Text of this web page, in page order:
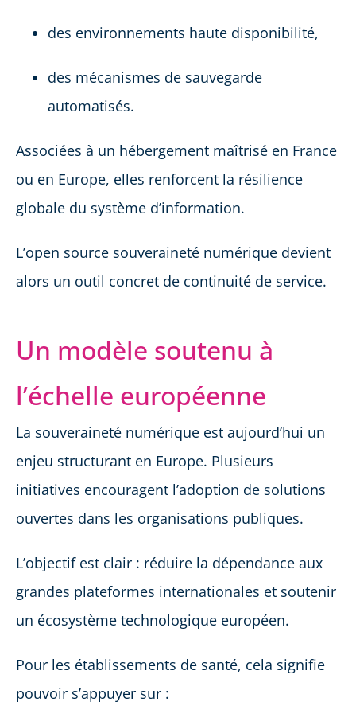
des environnements haute disponibilité,
des mécanismes de sauvegarde
automatisés.
Associées à un hébergement maîtrisé en France
ou en Europe, elles renforcent la résilience
globale du système d’information.
L’open source souveraineté numérique devient
alors un outil concret de continuité de service.
Un modèle soutenu à
l’échelle européenne
La souveraineté numérique est aujourd’hui un
enjeu structurant en Europe. Plusieurs
initiatives encouragent l’adoption de solutions
ouvertes dans les organisations publiques.
L’objectif est clair : réduire la dépendance aux
grandes plateformes internationales et soutenir
un écosystème technologique européen.
Pour les établissements de santé, cela signifie
pouvoir s’appuyer sur :